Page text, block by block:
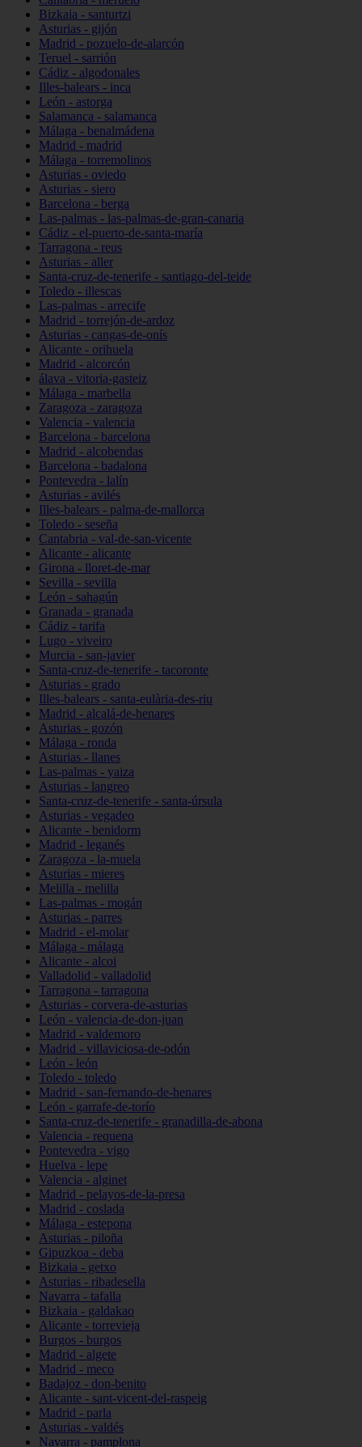
Bizkaia - santurtzi
Asturias - gijón
Madrid - pozuelo-de-alarcón
Teruel - sarrión
Cádiz - algodonales
Illes-balears - inca
León - astorga
Salamanca - salamanca
Málaga - benalmádena
Madrid - madrid
Málaga - torremolinos
Asturias - oviedo
Asturias - siero
Barcelona - berga
Las-palmas - las-palmas-de-gran-canaria
Cádiz - el-puerto-de-santa-maría
Tarragona - reus
Asturias - aller
Santa-cruz-de-tenerife - santiago-del-teide
Toledo - illescas
Las-palmas - arrecife
Madrid - torrejón-de-ardoz
Asturias - cangas-de-onís
Alicante - orihuela
Madrid - alcorcón
álava - vitoria-gasteiz
Málaga - marbella
Zaragoza - zaragoza
Valencia - valencia
Barcelona - barcelona
Madrid - alcobendas
Barcelona - badalona
Pontevedra - lalín
Asturias - avilés
Illes-balears - palma-de-mallorca
Toledo - seseña
Cantabria - val-de-san-vicente
Alicante - alicante
Girona - lloret-de-mar
Sevilla - sevilla
León - sahagún
Granada - granada
Cádiz - tarifa
Lugo - viveiro
Murcia - san-javier
Santa-cruz-de-tenerife - tacoronte
Asturias - grado
Illes-balears - santa-eulària-des-riu
Madrid - alcalá-de-henares
Asturias - gozón
Málaga - ronda
Asturias - llanes
Las-palmas - yaiza
Asturias - langreo
Santa-cruz-de-tenerife - santa-úrsula
Asturias - vegadeo
Alicante - benidorm
Madrid - leganés
Zaragoza - la-muela
Asturias - mieres
Melilla - melilla
Las-palmas - mogán
Asturias - parres
Madrid - el-molar
Málaga - málaga
Alicante - alcoi
Valladolid - valladolid
Tarragona - tarragona
Asturias - corvera-de-asturias
León - valencia-de-don-juan
Madrid - valdemoro
Madrid - villaviciosa-de-odón
León - león
Toledo - toledo
Madrid - san-fernando-de-henares
León - garrafe-de-torío
Santa-cruz-de-tenerife - granadilla-de-abona
Valencia - requena
Pontevedra - vigo
Huelva - lepe
Valencia - alginet
Madrid - pelayos-de-la-presa
Madrid - coslada
Málaga - estepona
Asturias - piloña
Gipuzkoa - deba
Bizkaia - getxo
Asturias - ribadesella
Navarra - tafalla
Bizkaia - galdakao
Alicante - torrevieja
Burgos - burgos
Madrid - algete
Madrid - meco
Badajoz - don-benito
Alicante - sant-vicent-del-raspeig
Madrid - parla
Asturias - valdés
Navarra - pamplona